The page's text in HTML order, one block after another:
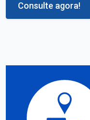
Consulte agora!